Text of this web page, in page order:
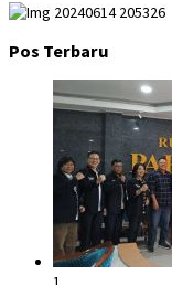
Pos Terbaru